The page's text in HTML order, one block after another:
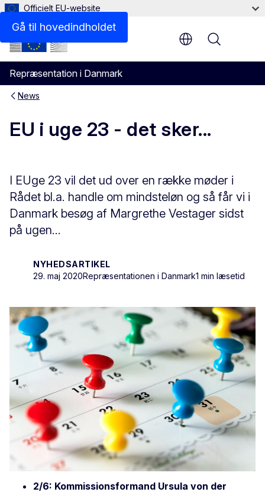
Gå til hovedindholdet
Officielt EU-website
Repræsentation i Danmark
Menu
News
EU i uge 23 - det sker...
I EUge 23 vil det ud over en række møder i
Rådet bl.a. handle om mindsteløn og så får vi i
Danmark besøg af Margrethe Vestager sidst
på ugen...
NYHEDSARTIKEL
29. maj 2020Repræsentationen i Danmark1 min læsetid
2/6: Kommissionsformand Ursula von der